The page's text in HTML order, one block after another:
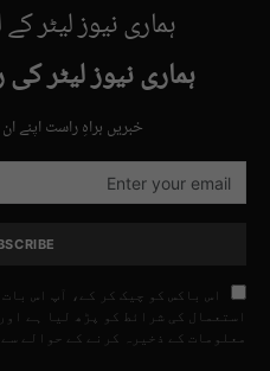
ہماری نیوز لیٹر
ہماری نیوز لیٹر
خبریں براہِ راست اپنے
اس باکس کو چیک کر کے، آپ اس
استعمال کی شرائط کو پڑھ لیا ہے
معلومات کے ذخیرہ کرنے کے حوالے